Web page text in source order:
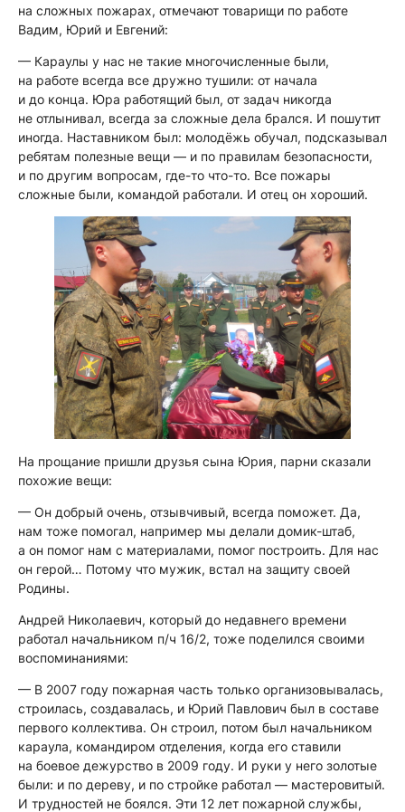
на сложных пожарах, отмечают товарищи по работе
Вадим, Юрий и Евгений:
— Караулы у нас не такие многочисленные были,
на работе всегда все дружно тушили: от начала
и до конца. Юра работящий был, от задач никогда
не отлынивал, всегда за сложные дела брался. И пошутит
иногда. Наставником был: молодёжь обучал, подсказывал
ребятам полезные вещи — и по правилам безопасности,
и по другим вопросам, где-то что-то. Все пожары
сложные были, командой работали. И отец он хороший.
На прощание пришли друзья сына Юрия, парни сказали
похожие вещи:
— Он добрый очень, отзывчивый, всегда поможет. Да,
нам тоже помогал, например мы делали домик-штаб,
а он помог нам с материалами, помог построить. Для нас
он герой… Потому что мужик, встал на защиту своей
Родины.
Андрей Николаевич, который до недавнего времени
работал начальником п/ч 16/2, тоже поделился своими
воспоминаниями:
— В 2007 году пожарная часть только организовывалась,
строилась, создавалась, и Юрий Павлович был в составе
первого коллектива. Он строил, потом был начальником
караула, командиром отделения, когда его ставили
на боевое дежурство в 2009 году. И руки у него золотые
были: и по дереву, и по стройке работал — мастеровитый.
И трудностей не боялся. Эти 12 лет пожарной службы,